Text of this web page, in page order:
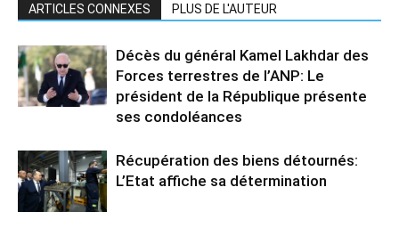
ARTICLES CONNEXES PLUS DE L'AUTEUR
Décès du général Kamel Lakhdar des
Forces terrestres de l’ANP: Le
président de la République présente
ses condoléances
Récupération des biens détournés:
L’Etat affiche sa détermination